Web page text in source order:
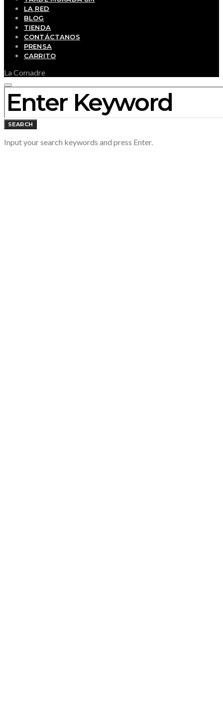
LA RED
BLOG
TIENDA
CONTÁCTANOS
PRENSA
CARRITO
La Comadre
SEARCH FOR:
SEARCH
Input your search keywords and press Enter.